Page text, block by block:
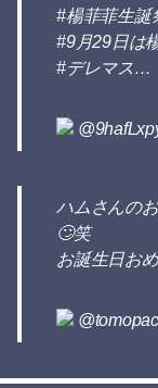
#楊菲菲生誕
#9月29日は
#デレマス…
ハムさんの
🙄笑
お誕生日お